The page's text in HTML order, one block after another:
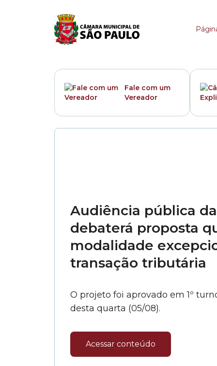
Categoria:
Fale com um
Vereador
Audiência pública da
debaterá proposta
modalidade
transação tributária
O projeto foi aprovado em 1º
desta quarta (05/08).
Acessar conteúdo